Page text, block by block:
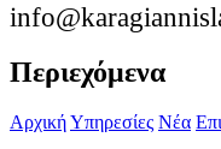
Περιεχόμενα
ΑρχικήΥπηρεσίες Νέα